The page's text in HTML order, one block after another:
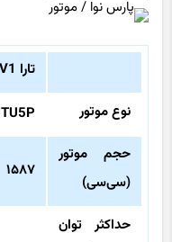
تارا V1
نوع موتور TU5P
حجم موتور
(سی‌سی)
۱۵۸۷
حداکثر توان